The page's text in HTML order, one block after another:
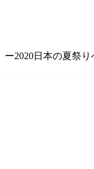
2020日本の夏祭